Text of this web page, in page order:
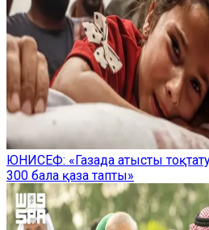
ЮНИСЕФ: «Газада атысты
300 бала қаза тапты»